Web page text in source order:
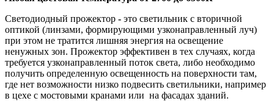
Светодиодный прожектор - это светильник с вторичной
оптикой (линзами, формирующими узконаправленный луч)
при этом не тратится лишняя энергия на освещение
ненужных зон. Прожектор эффективен в тех случаях, когда
требуется узконаправленный поток света, либо необходимо
получить определенную освещенность на поверхности там,
где нет возможности низко подвесить светильники, например
в цехе с мостовыми кранами или на фасадах зданий.